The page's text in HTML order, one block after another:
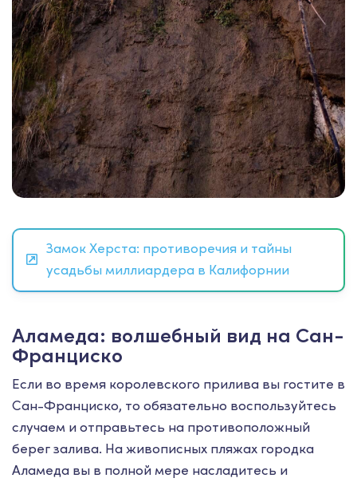
Замок Херста: противоречия и тайны
усадьбы миллиардера в Калифорнии
Аламеда: волшебный вид на Сан-
Франциско
Если во время королевского прилива вы гостите в
Сан-Франциско, то обязательно воспользуйтесь
случаем и отправьтесь на противоположный
берег залива. На живописных пляжах городка
Аламеда вы в полной мере насладитесь и